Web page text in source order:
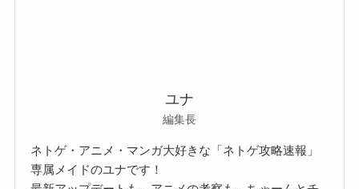
ユナ
編集長
ネトゲ・アニメ・マンガ大好きな「ネトゲ攻略速報」
専属メイドのユナです！